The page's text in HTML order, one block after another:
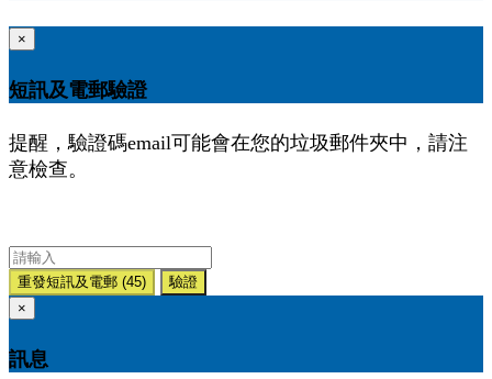
×
短訊及電郵驗證
提醒，驗證碼email可能會在您的垃圾郵件夾中，請注
意檢查。
重發短訊及電郵 (45)
驗證
×
訊息